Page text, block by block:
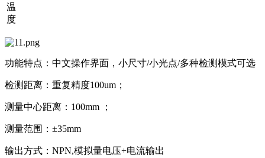
温
度
功能特点：中文操作界面，小尺寸/小光点/多种检测模式可选
检测距离：重复精度100um；
测量中心距离：100mm ；
测量范围：±35mm
输出方式：NPN,模拟量电压+电流输出